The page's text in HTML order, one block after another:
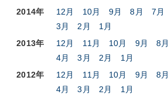
2014年
12月 10月 9月 8月 7月
3月
2月
1月
2013年
12月 11月 10月 9月 8月
4月
3月 2月
1月
2012年
12月 11月 10月 9月 8月
4月
3月 2月
1月